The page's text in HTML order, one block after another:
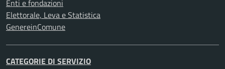
Enti e fondazioni
Elettorale, Leva e Statistica
GenereinComune
CATEGORIE DI SERVIZIO